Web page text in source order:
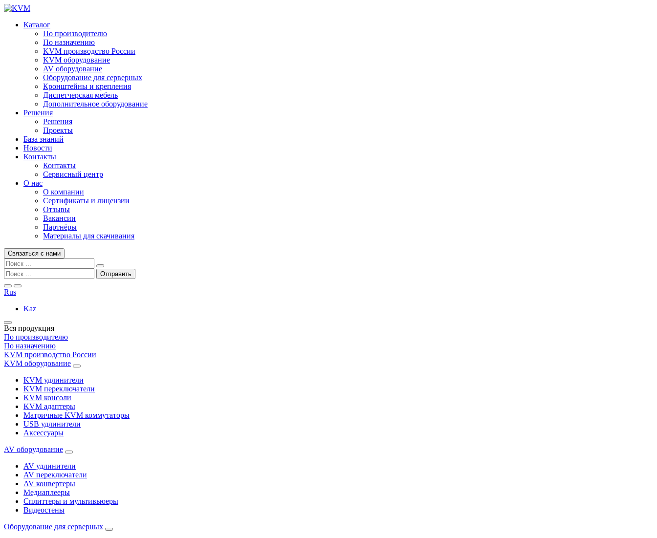
Каталог
По производителю
По назначению
KVM производство России
KVM оборудование
AV оборудование
Оборудование для серверных
Кронштейны и крепления
Диспетчерская мебель
Дополнительное оборудование
Решения
Решения
Проекты
База знаний
Новости
Контакты
Контакты
Сервисный центр
О нас
О компании
Сертификаты и лицензии
Отзывы
Вакансии
Партнёры
Материалы для скачивания
Связаться с нами
Rus
Kaz
Вся продукция
По производителю
По назначению
KVM производство России
KVM оборудование
KVM удлинители
KVM переключатели
KVM консоли
KVM адаптеры
Матричные KVM коммутаторы
USB удлинители
Аксессуары
AV оборудование
AV удлинители
AV переключатели
AV конвертеры
Медиаплееры
Сплиттеры и мультивьюеры
Видеостены
Оборудование для серверных